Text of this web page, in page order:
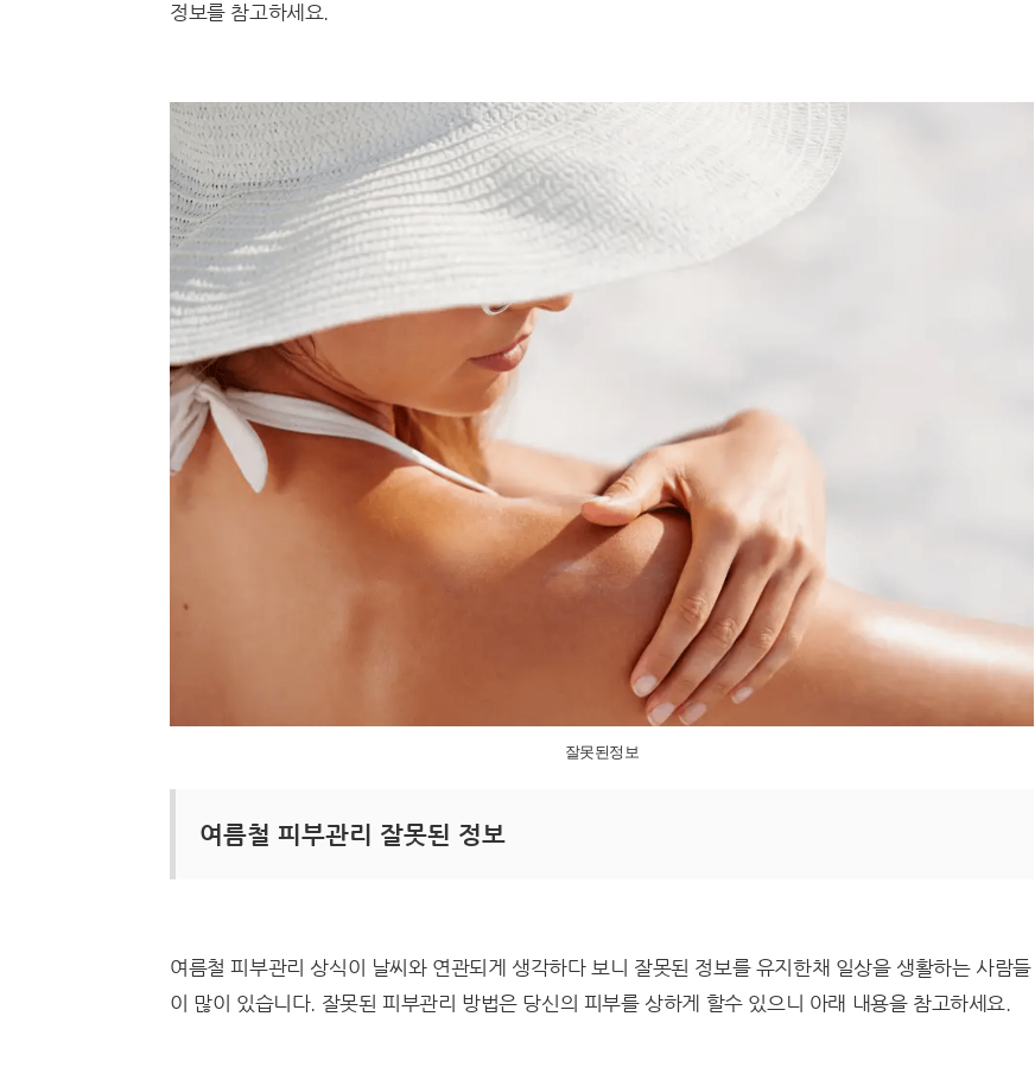
정보를 참고하세요.
잘못된정보
여름철 피부관리 잘못된 정보
여름철 피부관리 상식이 날씨와 연관되게 생각하다 보니 잘못된 정보를 유지한채 일상을 생활하는 사람들
이 많이 있습니다. 잘못된 피부관리 방법은 당신의 피부를 상하게 할수 있으니 아래 내용을 참고하세요.